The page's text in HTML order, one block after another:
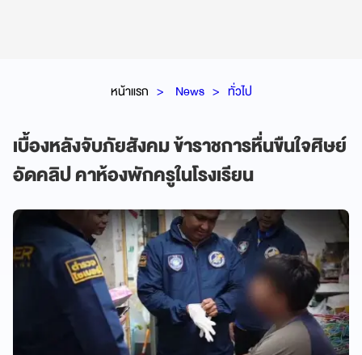
หน้าแรก News ทั่วไป
เบื้องหลังจับภัยสังคม ข้าราชการหื่นขืนใจศิษย์
อัดคลิป คาห้องพักครูในโรงเรียน